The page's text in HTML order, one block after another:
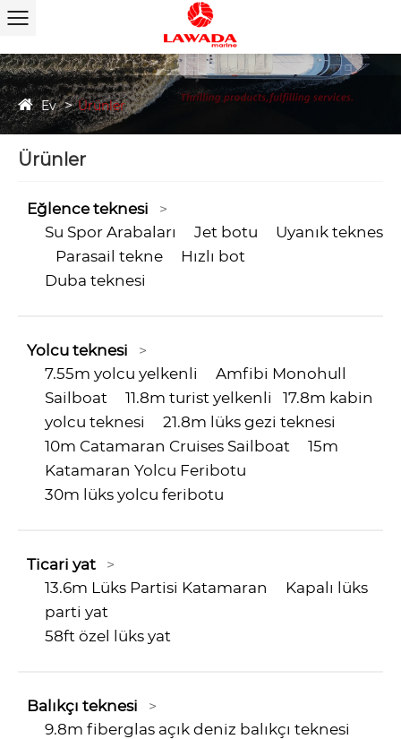
Ev Ürünler
Ürünler
Eğlence teknesi >
Su Spor Arabaları Jet botu
Uyanık teknesi
Parasail tekne
Hızlı bot
Duba teknesi
Yolcu teknesi >
7.55m yolcu yelkenli
Amfibi Monohull
Sailboat
11.8m turist yelkenli
17.8m kabin
yolcu teknesi
21.8m lüks gezi teknesi
10m Catamaran Cruises Sailboat
15m
Katamaran Yolcu Feribotu
30m lüks yolcu feribotu
Ticari yat >
13.6m Lüks Partisi Katamaran
Kapalı lüks
parti yat
58ft özel lüks yat
Balıkçı teknesi >
9.8m fiberglas açık deniz balıkçı teknesi